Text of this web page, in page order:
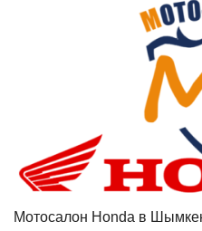
Мотосалон Honda в